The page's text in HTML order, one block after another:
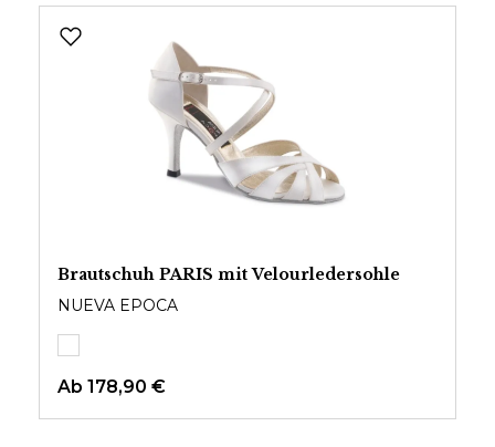
Brautschuh PARIS mit Velourledersohle
NUEVA EPOCA
Ab 178,90 €